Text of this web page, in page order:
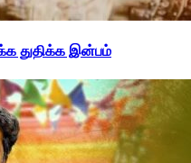
துதிக்க இன்பம்